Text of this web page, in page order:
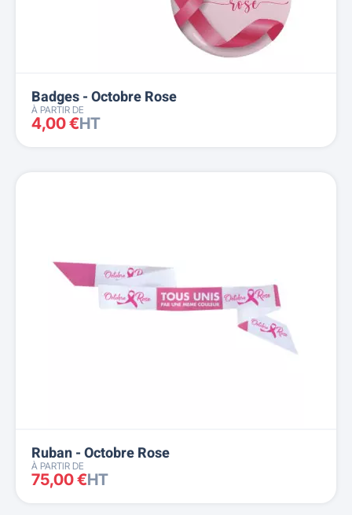
Badges - Octobre Rose
À PARTIR DE
4,00 €HT
Ruban - Octobre Rose
À PARTIR DE
75,00 €HT